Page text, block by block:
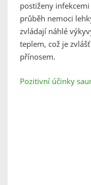
postiženy
průběh nemoci
zvládají náhlé
teplem, což je
přínosem.
Pozitivní účinky